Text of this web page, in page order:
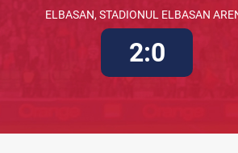
ELBASAN, STADIONUL ELBASAN
2:0